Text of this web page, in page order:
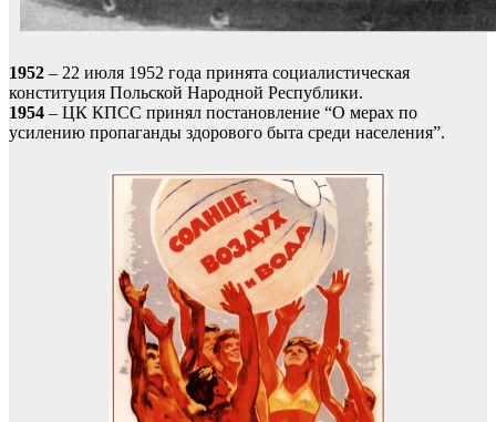
1952 – 22 июля 1952 года принята социалистическая
конституция Польской Народной Республики.
1954 – ЦК КПСС принял постановление “О мерах по
усилению пропаганды здорового быта среди населения”.